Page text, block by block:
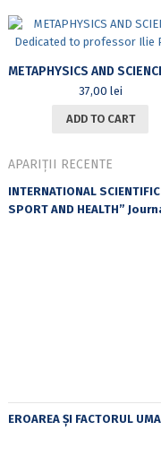
37,00 lei
ADD TO CART
APARIȚII RECENTE
INTERNATIONAL
SPORT AND HEALTH”
EROAREA ȘI FACTORUL